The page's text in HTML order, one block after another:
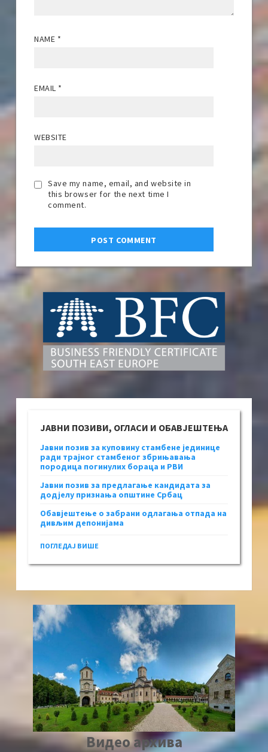
NAME *
EMAIL *
WEBSITE
Save my name, email, and website in
this browser for the next time I
comment.
ЈАВНИ ПОЗИВИ, ОГЛАСИ И ОБАВЈЕШТЕЊА
Јавни позив за куповину стамбене јединице
ради трајног стамбеног збрињавања
породица погинулих бораца и РВИ
Јавни позив за предлагање кандидата за
додјелу признања општине Србац
Обавјештење о забрани одлагања отпада на
дивљим депонијама
ПОГЛЕДАЈ ВИШЕ
Видео архива